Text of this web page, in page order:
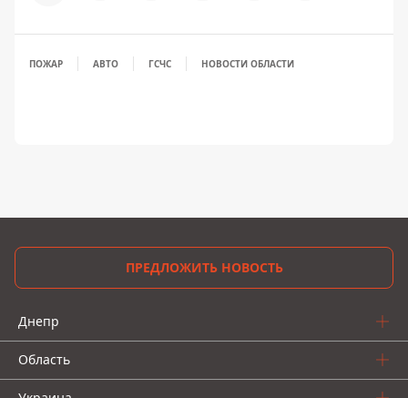
ПОЖАР АВТО ГСЧС НОВОСТИ ОБЛАСТИ
ПРЕДЛОЖИТЬ НОВОСТЬ
Днепр
Область